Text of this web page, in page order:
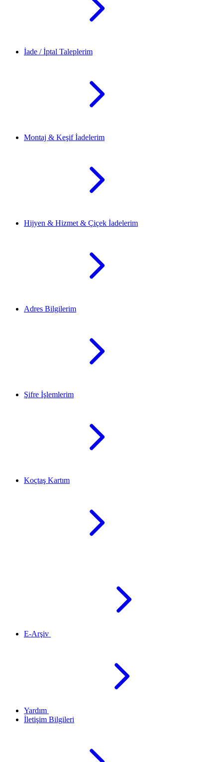
İade / İptal Taleplerim
Montaj & Keşif İadelerim
Hijyen & Hizmet & Çiçek İadelerim
Adres Bilgilerim
Şifre İşlemlerim
Koçtaş Kartım
E-Arşiv
Yardım
İletişim Bilgileri